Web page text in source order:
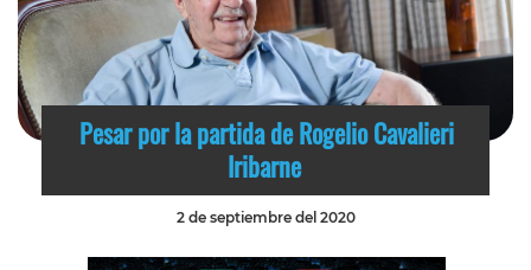
Pesar por la partida de Rogelio Cavalieri
Iribarne
2 de septiembre del 2020